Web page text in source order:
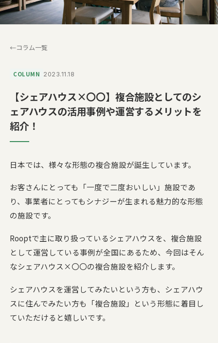
コラム一覧
COLUMN 2023.11.18
【シェアハウス×〇〇】複合施設としてのシ
ェアハウスの活用事例や運営するメリットを
紹介！
日本では、様々な形態の複合施設が誕生しています。
お客さんにとっても「一度で二度おいしい」施設であ
り、事業者にとってもシナジーが生まれる魅力的な形態
の施設です。
Rooptで主に取り扱っているシェアハウスを、複合施設
として運営している事例が全国にあるため、今回はそん
なシェアハウス×〇〇の複合施設を紹介します。
シェアハウスを運営してみたいという方も、シェアハウ
スに住んでみたい方も「複合施設」という形態に着目し
ていただけると嬉しいです。